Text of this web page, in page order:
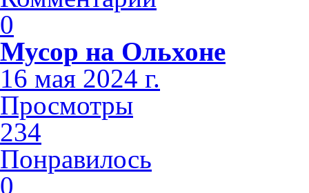
0
Мусор на Ольхоне
16 мая 2024 г.
Просмотры
234
Понравилось
0